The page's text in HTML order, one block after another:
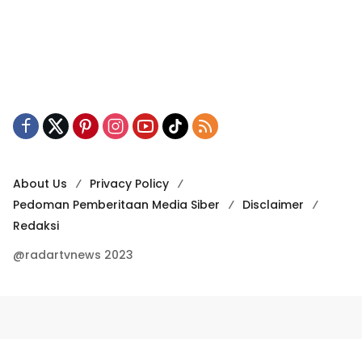
About Us
Privacy Policy
Pedoman Pemberitaan Media Siber
Disclaimer
Redaksi
@radartvnews 2023